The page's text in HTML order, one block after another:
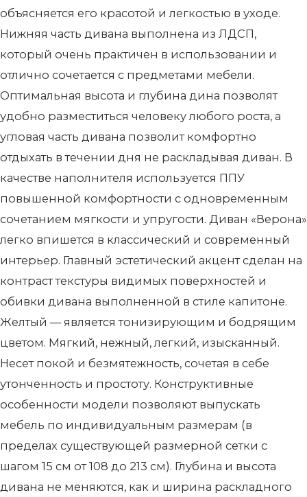
объясняется его красотой и легкостью в уходе.
Нижняя часть дивана выполнена из ЛДСП,
который очень практичен в использовании и
отлично сочетается с предметами мебели.
Оптимальная высота и глубина дина позволят
удобно разместиться человеку любого роста, а
угловая часть дивана позволит комфортно
отдыхать в течении дня не раскладывая диван. В
качестве наполнителя используется ППУ
повышенной комфортности с одновременным
сочетанием мягкости и упругости. Диван «Верона»
легко впишется в классический и современный
интерьер. Главный эстетический акцент сделан на
контраст текстуры видимых поверхностей и
обивки дивана выполненной в стиле капитоне.
Желтый — является тонизирующим и бодрящим
цветом. Мягкий, нежный, легкий, изысканный.
Несет покой и безмятежность, сочетая в себе
утонченность и простоту. Конструктивные
особенности модели позволяют выпускать
мебель по индивидуальным размерам (в
пределах существующей размерной сетки с
шагом 15 см от 108 до 213 см). Глубина и высота
дивана не меняются, как и ширина раскладного